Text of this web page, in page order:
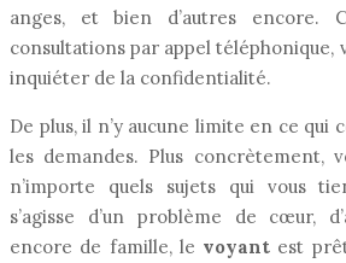
anges, et bien d’autres encore.
consultations par appel téléphonique,
inquiéter de la confidentialité.
De plus, il n’y aucune limite en ce
les demandes. Plus concrètement,
n’importe quels sujets qui vous
s’agisse d’un problème de cœur,
encore de famille, le voyant est